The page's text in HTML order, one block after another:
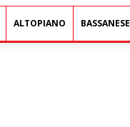
ALTOPIANO BASSANESE